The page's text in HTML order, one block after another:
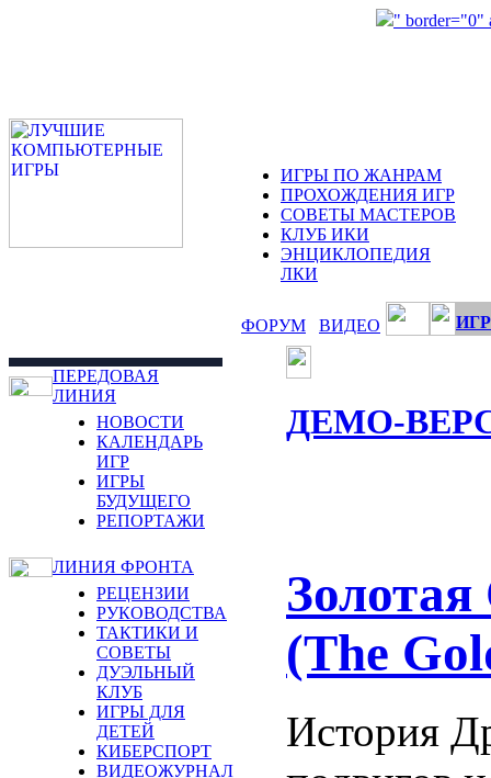
" border="0"
ИГРЫ ПО ЖАНРАМ
ПРОХОЖДЕНИЯ ИГР
СОВЕТЫ МАСТЕРОВ
КЛУБ ИКИ
ЭНЦИКЛОПЕДИЯ
ЛКИ
ФОРУМ ВИДЕО
ПЕРЕДОВАЯ
ЛИНИЯ
НОВОСТИ
КАЛЕНДАРЬ
ИГР
ИГРЫ
БУДУЩЕГО
РЕПОРТАЖИ
ЛИНИЯ ФРОНТА
РЕЦЕНЗИИ
РУКОВОДСТВА
ТАКТИКИ И
СОВЕТЫ
ДУЭЛЬНЫЙ
КЛУБ
ИГРЫ ДЛЯ
ДЕТЕЙ
КИБЕРСПОРТ
ВИДЕОЖУРНАЛ
ДЕМО-
(The
История